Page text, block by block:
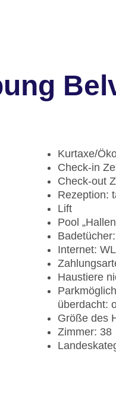
Kurtaxe/
Check-in
Check-out
Rezeption:
Lift
Pool
Internet:
Haustiere
überdacht:
Größe des
Zimmer: 38